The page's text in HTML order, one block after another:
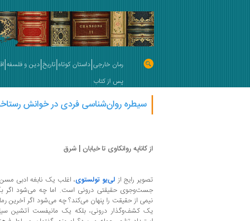
رمان خارجی داستان کوتاه تاریخ دین و فلسفه
پس از کتاب
سیطره روان‌شناسی فردی در خوانش
از کاناپه روانکاوی تا خیابان‌ | شرق
تصویر رایج از لی‌یو تولستوی، اغلب یک نابغه ادبی
جست‌وجوی حقیقتی درونی است. اما چه می‌شود اگر
نیمی از حقیقت را پنهان می‌کند؟ چه می‌شود اگر آخرین
یک کشف‌وگذار درونی، بلکه یک مانیفست آتشین